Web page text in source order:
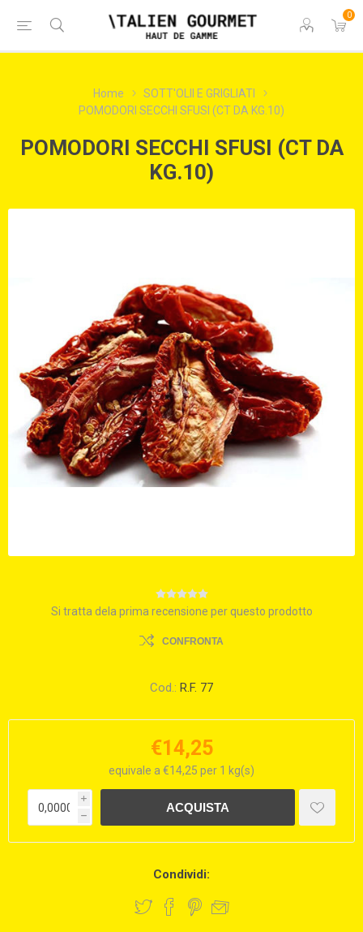
0
Home
SOTT'OLII E GRIGLIATI
POMODORI SECCHI SFUSI (CT DA KG.10)
POMODORI SECCHI SFUSI (CT DA
KG.10)
Si tratta dela prima recensione per questo prodotto
CONFRONTA
Cod.: R.F. 77
€14,25
equivale a €14,25 per 1 kg(s)
i
h
Condividi: